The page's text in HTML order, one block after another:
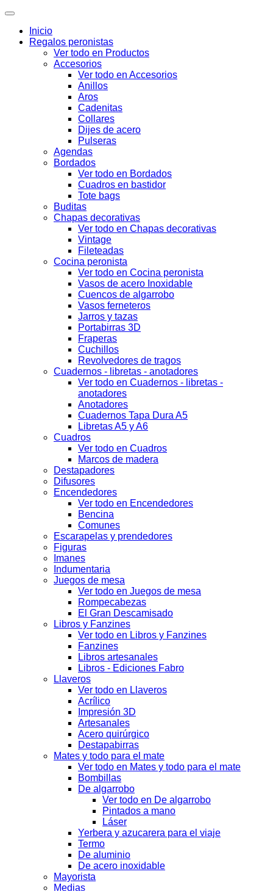
Inicio
Regalos peronistas
Ver todo en Productos
Accesorios
Ver todo en Accesorios
Anillos
Aros
Cadenitas
Collares
Dijes de acero
Pulseras
Agendas
Bordados
Ver todo en Bordados
Cuadros en bastidor
Tote bags
Buditas
Chapas decorativas
Ver todo en Chapas decorativas
Vintage
Fileteadas
Cocina peronista
Ver todo en Cocina peronista
Vasos de acero Inoxidable
Cuencos de algarrobo
Vasos ferneteros
Jarros y tazas
Portabirras 3D
Fraperas
Cuchillos
Revolvedores de tragos
Cuadernos - libretas - anotadores
Ver todo en Cuadernos - libretas -
anotadores
Anotadores
Cuadernos Tapa Dura A5
Libretas A5 y A6
Cuadros
Ver todo en Cuadros
Marcos de madera
Destapadores
Difusores
Encendedores
Ver todo en Encendedores
Bencina
Comunes
Escarapelas y prendedores
Figuras
Imanes
Indumentaria
Juegos de mesa
Ver todo en Juegos de mesa
Rompecabezas
El Gran Descamisado
Libros y Fanzines
Ver todo en Libros y Fanzines
Fanzines
Libros artesanales
Libros - Ediciones Fabro
Llaveros
Ver todo en Llaveros
Acrílico
Impresión 3D
Artesanales
Acero quirúrgico
Destapabirras
Mates y todo para el mate
Ver todo en Mates y todo para el mate
Bombillas
De algarrobo
Ver todo en De algarrobo
Pintados a mano
Láser
Yerbera y azucarera para el viaje
Termo
De aluminio
De acero inoxidable
Mayorista
Medias